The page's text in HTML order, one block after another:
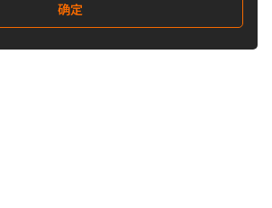
确定